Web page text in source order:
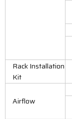
Rack Installation
Kit
Airflow